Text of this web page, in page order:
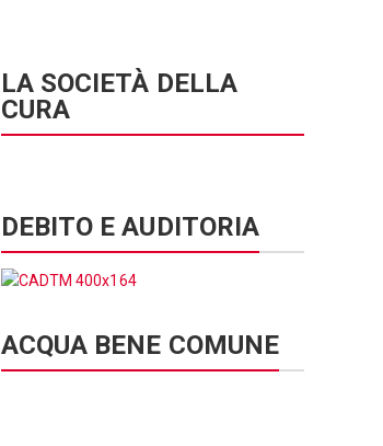
LA SOCIETÀ DELLA
CURA
DEBITO E AUDITORIA
ACQUA BENE COMUNE